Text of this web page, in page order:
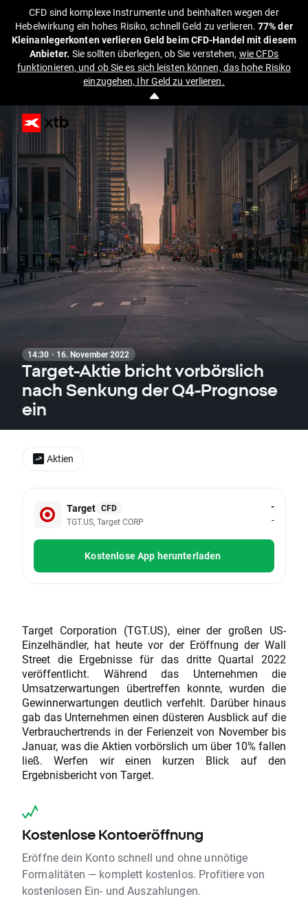
CFD sind komplexe Instrumente und beinhalten wegen der
Hebelwirkung ein hohes Risiko, schnell Geld zu verlieren.77% der
Kleinanlegerkonten verlieren Geld beim CFD-Handel mit diesem
Anbieter. Sie sollten überlegen, ob Sie verstehen, wie CFDs
funktionieren, und ob Sie es sich leisten können, das hohe Risiko
einzugehen, Ihr Geld zu verlieren.
14:30 · 16. November 2022
Target-Aktie bricht vorbörslich
nach Senkung der Q4-Prognose
ein
Target CFD
TGT.US, Target CORP
-
-
Kostenlose App herunterladen
Target Corporation (TGT.US), einer der großen US-
Einzelhändler, hat heute vor der Eröffnung der Wall
Street die Ergebnisse für das dritte Quartal 2022
veröffentlicht. Während das Unternehmen die
Umsatzerwartungen übertreffen konnte, wurden die
Gewinnerwartungen deutlich verfehlt. Darüber hinaus
gab das Unternehmen einen düsteren Ausblick auf die
Verbrauchertrends in der Ferienzeit von November bis
Januar, was die Aktien vorbörslich um über 10% fallen
ließ. Werfen wir einen kurzen Blick auf den
Ergebnisbericht von Target.
Kostenlose Kontoeröffnung
Eröffne dein Konto schnell und ohne unnötige
Formalitäten — komplett kostenlos. Profitiere von
kostenlosen Ein- und Auszahlungen.
Aktien